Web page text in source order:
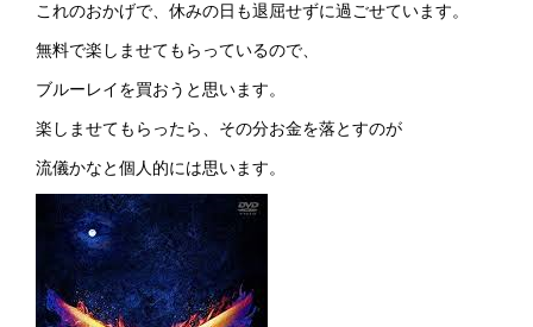
これのおかげで、休みの日も退屈せずに過ごせています。
無料で楽しませてもらっているので、
ブルーレイを買おうと思います。
楽しませてもらったら、その分お金を落とすのが
流儀かなと個人的には思います。